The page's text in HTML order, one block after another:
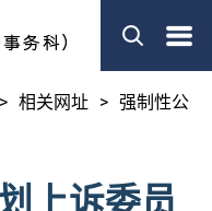
相关网址
强制性公
上诉委员